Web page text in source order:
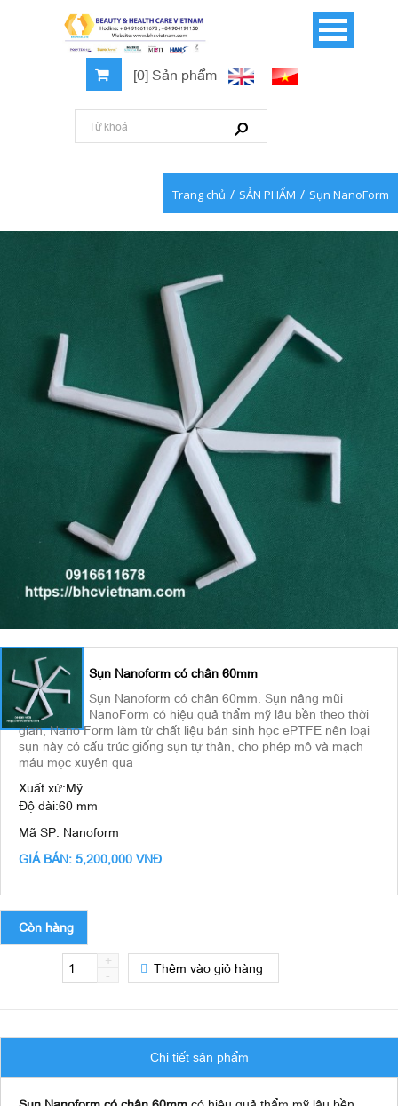
[0] Sản phẩm
Trang chủ / SẢN PHẨM / Sụn NanoForm
Sụn Nanoform có chân 60mm
Sụn Nanoform có chân 60mm. Sụn nâng mũi
NanoForm có hiệu quả thẩm mỹ lâu bền theo thời
gian, Nano Form làm từ chất liệu bán sinh học ePTFE nên loại
sụn này có cấu trúc giống sụn tự thân, cho phép mô và mạch
máu mọc xuyên qua
Xuất xứ:Mỹ
Độ dài:60 mm
Mã SP: Nanoform
GIÁ BÁN: 5,200,000 VNĐ
Còn hàng
-
+ Thêm vào giỏ hàng
Chi tiết sản phẩm